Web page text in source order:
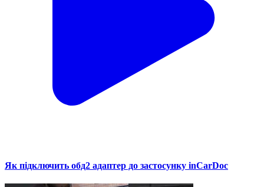
Як підключить обд2 адаптер до застосунку inCarDoc